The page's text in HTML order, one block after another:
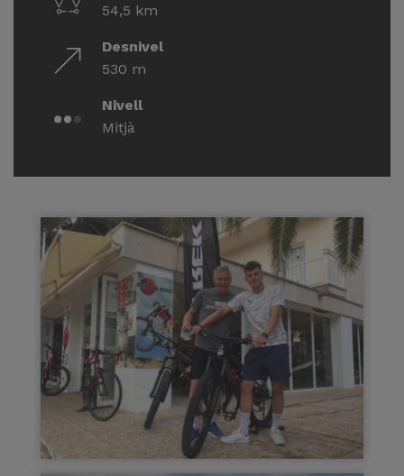
54,5 km
Desnivel
530 m
Nivell
Mitjà